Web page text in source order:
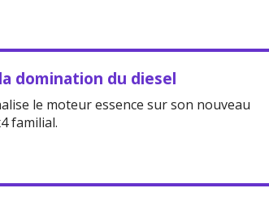
domination du diesel
le moteur essence sur son nouveau
familial.